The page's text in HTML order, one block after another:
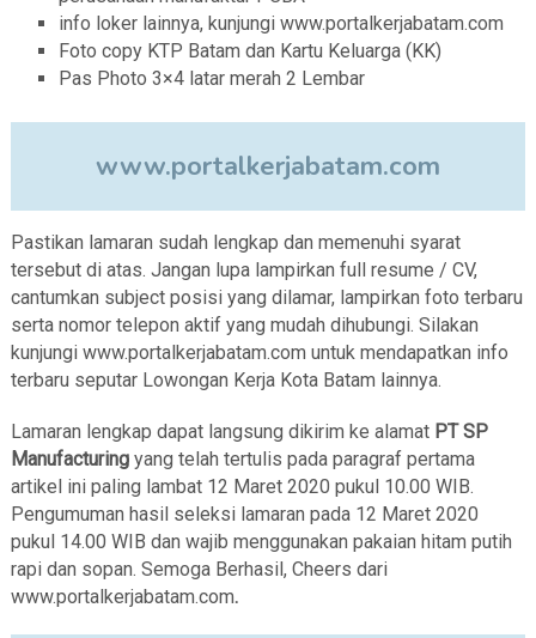
info loker lainnya, kunjungi www.portalkerjabatam.com
Foto copy KTP Batam dan Kartu Keluarga (KK)
Pas Photo 3×4 latar merah 2 Lembar
www.portalkerjabatam.com
Pastikan lamaran sudah lengkap dan memenuhi syarat
tersebut di atas. Jangan lupa lampirkan full resume / CV,
cantumkan subject posisi yang dilamar, lampirkan foto terbaru
serta nomor telepon aktif yang mudah dihubungi. Silakan
kunjungi www.portalkerjabatam.com untuk mendapatkan info
terbaru seputar Lowongan Kerja Kota Batam lainnya.
Lamaran lengkap dapat langsung dikirim ke alamat PT SP
Manufacturingyang telah tertulis pada paragraf pertama
artikel ini paling lambat 12 Maret 2020 pukul 10.00 WIB.
Pengumuman hasil seleksi lamaran pada 12 Maret 2020
pukul 14.00 WIB dan wajib menggunakan pakaian hitam putih
rapi dan sopan. Semoga Berhasil, Cheers dari
www.portalkerjabatam.com.